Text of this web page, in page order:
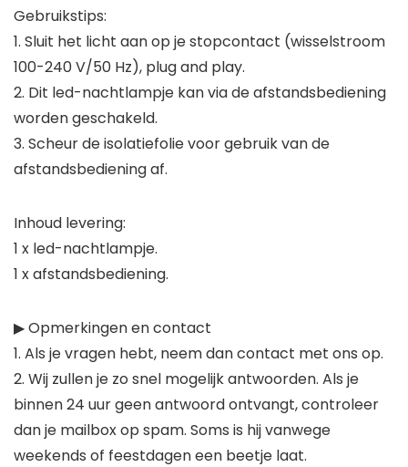
Gebruikstips:
1. Sluit het licht aan op je stopcontact (wisselstroom
100-240 V/50 Hz), plug and play.
2. Dit led-nachtlampje kan via de afstandsbediening
worden geschakeld.
3. Scheur de isolatiefolie voor gebruik van de
afstandsbediening af.
Inhoud levering:
1 x led-nachtlampje.
1 x afstandsbediening.
▶ Opmerkingen en contact
1. Als je vragen hebt, neem dan contact met ons op.
2. Wij zullen je zo snel mogelijk antwoorden. Als je
binnen 24 uur geen antwoord ontvangt, controleer
dan je mailbox op spam. Soms is hij vanwege
weekends of feestdagen een beetje laat.